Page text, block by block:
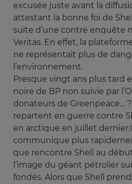
excusée juste avant la
attestant la bonne foi de
suite d’une contre enquête
Veritas. En effet, la
ne représentait plus de
l’environnement.
Presque vingt ans plus tard
noire de BP non suivie par
donateurs de Greenpeace…
repartent en guerre contre
en arctique en juillet
communique plus
que rencontre Shell au
l’image du géant pétrolier
fondés. Alors que Shell